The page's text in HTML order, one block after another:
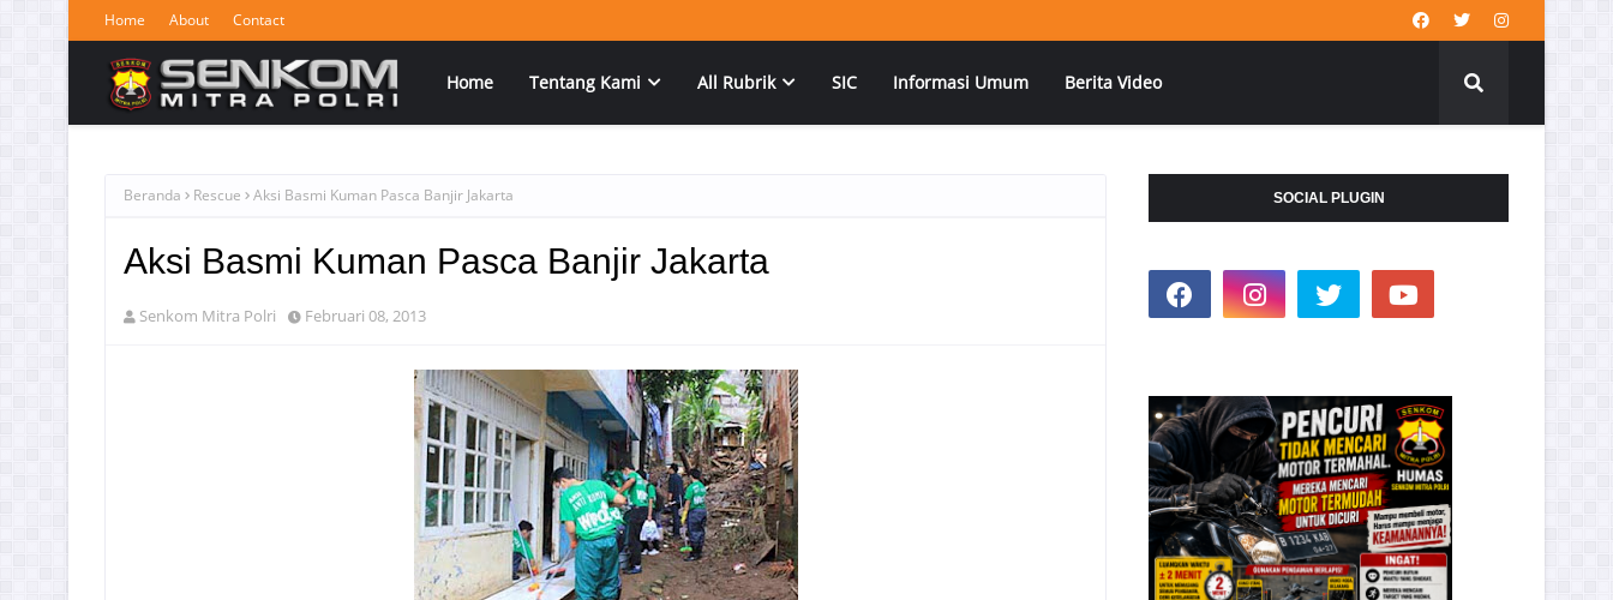
Home About Contact
Home Tentang Kami All Rubrik SIC Informasi Umum Berita Video
Beranda Rescue Aksi Basmi Kuman Pasca Banjir Jakarta
Aksi Basmi Kuman Pasca Banjir Jakarta
Senkom Mitra Polri Februari 08, 2013
SOCIAL PLUGIN